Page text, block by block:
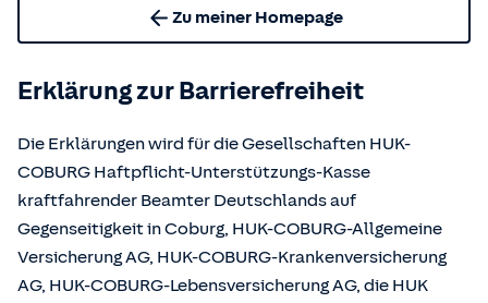
Zu meiner Homepage
Erklärung zur Barrierefreiheit
Die Erklärungen wird für die Gesellschaften HUK-
COBURG Haftpflicht-Unterstützungs-Kasse
kraftfahrender Beamter Deutschlands auf
Gegenseitigkeit in Coburg, HUK-COBURG-Allgemeine
Versicherung AG, HUK-COBURG-Krankenversicherung
AG, HUK-COBURG-Lebensversicherung AG, die HUK